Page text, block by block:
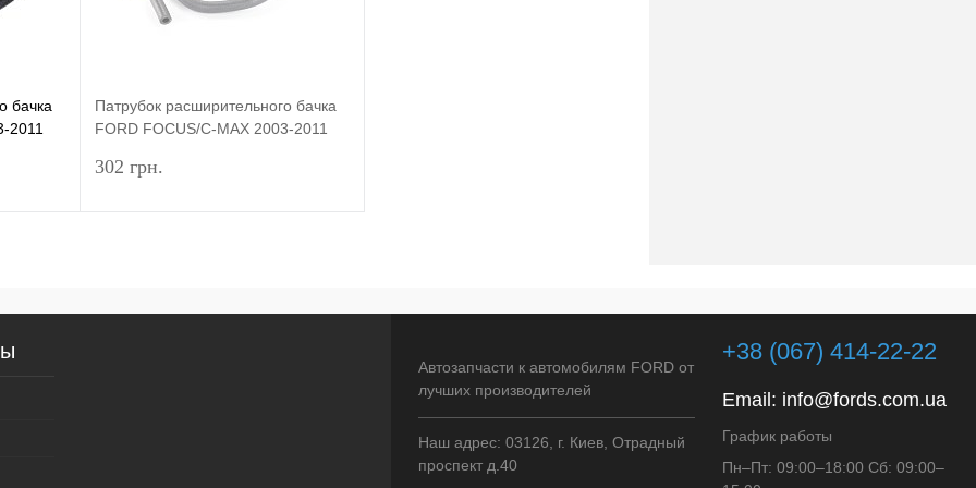
бачка
2011
Патрубок расширительного бачка
FORD FOCUS/C-MAX 2003-2011
GROUP
302 грн.
Купить в 1 клик Сравнение
Автозапчасти к автомобилям FORD от
лучших производителей
Наш адрес: 03126, г. Киев, Отрадный
проспект д.40
+38 (067) 414-22-22
Email: info@fords.com.ua
График работы
Пн–Пт: 09:00–18:00 Сб: 09:00–